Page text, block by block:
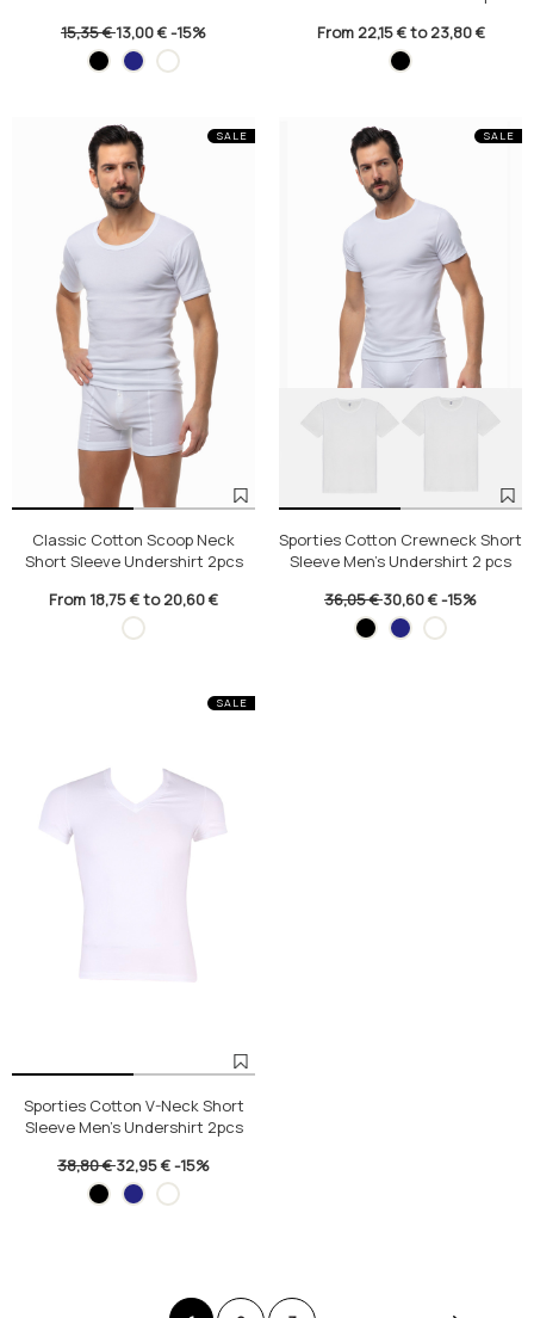
15,35 €13,00 €-15%
From 22,15 € to 23,80 €
SALE
Classic Cotton Scoop Neck
Short Sleeve Undershirt 2pcs
From 18,75 € to 20,60 €
SALE
Sporties Cotton Crewneck Short
Sleeve Men's Undershirt 2 pcs
36,05 €30,60 €-15%
SALE
Sporties Cotton V-Neck Short
Sleeve Men's Undershirt 2pcs
38,80 €32,95 €-15%